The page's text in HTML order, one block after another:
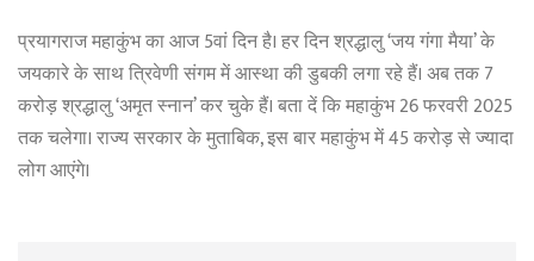
प्रयागराज महाकुंभ का आज 5वां दिन है। हर दिन श्रद्धालु ‘जय गंगा मैया’ के
जयकारे के साथ त्रिवेणी संगम में आस्था की डुबकी लगा रहे हैं। अब तक 7
करोड़ श्रद्धालु ‘अमृत स्नान’ कर चुके हैं। बता दें कि महाकुंभ 26 फरवरी 2025
तक चलेगा। राज्य सरकार के मुताबिक, इस बार महाकुंभ में 45 करोड़ से ज्यादा
लोग आएंगे।